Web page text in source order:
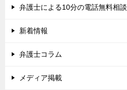
弁護士による10分の電話無料相談
新着情報
弁護士コラム
メディア掲載